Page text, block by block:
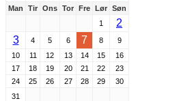
Man Tir Ons Tor Fre Lør Søn
1
2
3
4 5 6 7 8
9
10
11 12 13 14 15
16
17
18 19 20 21 22
23
24
25 26 27 28 29
30
31